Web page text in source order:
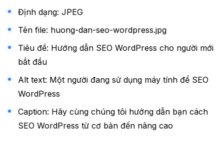
Định dạng: JPEG
Tên file: huong-dan-seo-wordpress.jpg
Tiêu đề: Hướng dẫn SEO WordPress cho người mới
bắt đầu
Alt text: Một người đang sử dụng máy tính để SEO
WordPress
Caption: Hãy cùng chúng tôi hướng dẫn bạn cách
SEO WordPress từ cơ bản đến nâng cao